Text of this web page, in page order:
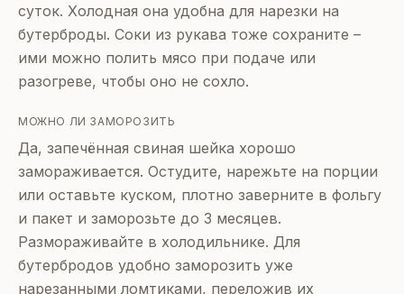
суток. Холодная она удобна для нарезки на
бутерброды. Соки из рукава тоже сохраните –
ими можно полить мясо при подаче или
разогреве, чтобы оно не сохло.
МОЖНО ЛИ ЗАМОРОЗИТЬ
Да, запечённая свиная шейка хорошо
замораживается. Остудите, нарежьте на порции
или оставьте куском, плотно заверните в фольгу
и пакет и заморозьте до 3 месяцев.
Размораживайте в холодильнике. Для
бутербродов удобно заморозить уже
нарезанными ломтиками, переложив их